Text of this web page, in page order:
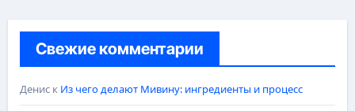
Свежие комментарии
Дениск Из чего делают Мивину: ингредиенты и процесс